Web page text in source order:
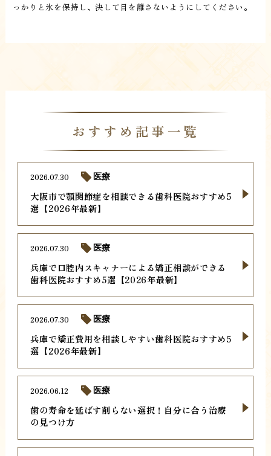
っかりと氷を保持し、決して目を離さないようにしてください。
おすすめ記事一覧
大阪市で顎関節症を相談できる歯科医院おすすめ5
選【2026年最新】
2026.07.30 医療
兵庫で口腔内スキャナーによる矯正相談ができる
歯科医院おすすめ5選【2026年最新】
2026.07.30 医療
兵庫で矯正費用を相談しやすい歯科医院おすすめ5
選【2026年最新】
2026.07.30 医療
歯の寿命を延ばす削らない選択！自分に合う治療
の見つけ方
2026.06.12 医療